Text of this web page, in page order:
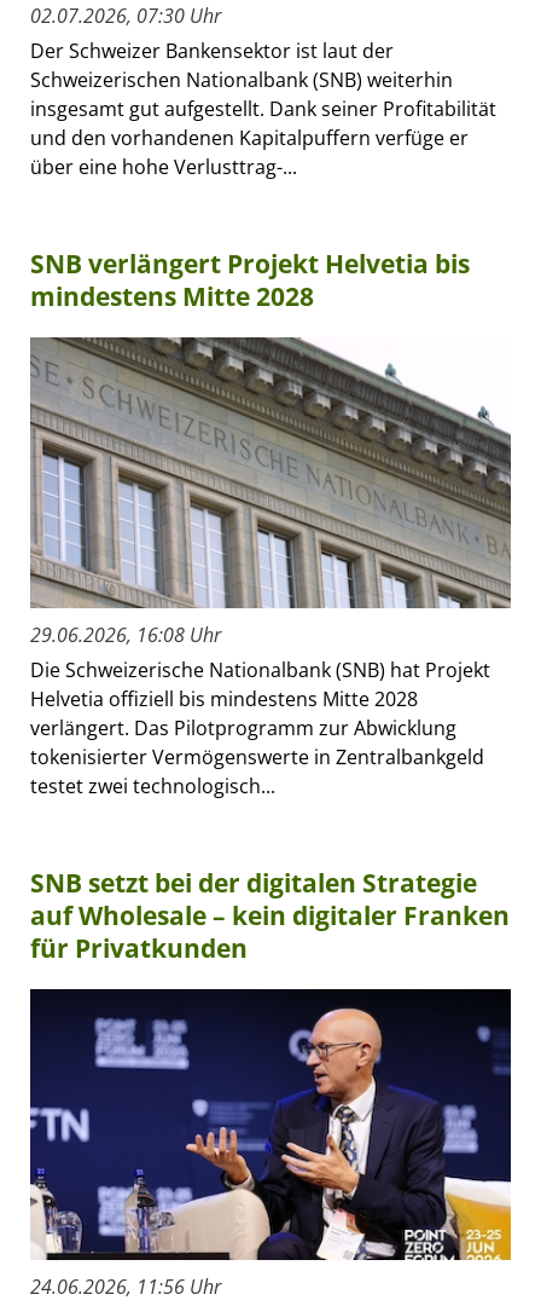
02.07.2026, 07:30 Uhr
Der Schweizer Bankensektor ist laut der
Schweizerischen Nationalbank (SNB) weiterhin
insgesamt gut aufgestellt. Dank seiner Profitabilität
und den vorhandenen Kapitalpuffern verfüge er
über eine hohe Verlusttrag-...
SNB verlängert Projekt Helvetia bis
mindestens Mitte 2028
29.06.2026, 16:08 Uhr
Die Schweizerische Nationalbank (SNB) hat Projekt
Helvetia offiziell bis mindestens Mitte 2028
verlängert. Das Pilotprogramm zur Abwicklung
tokenisierter Vermögenswerte in Zentralbankgeld
testet zwei technologisch...
SNB setzt bei der digitalen Strategie
auf Wholesale – kein digitaler Franken
für Privatkunden
24.06.2026, 11:56 Uhr